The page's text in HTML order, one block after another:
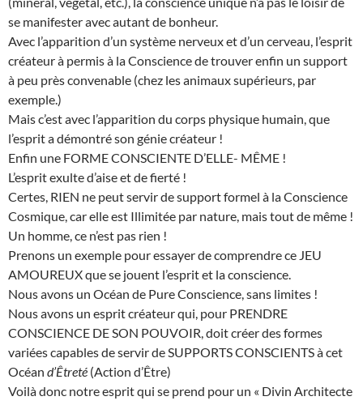
se manifester avec autant de bonheur.
Avec l’apparition d’un système nerveux et d’un cerveau, l’esprit
créateur à permis à la Conscience de trouver enfin un support
à peu près convenable (chez les animaux supérieurs, par
exemple.)
Mais c’est avec l’apparition du corps physique humain, que
l’esprit a démontré son génie créateur !
Enfin une FORME CONSCIENTE D’ELLE- MÊME !
L’esprit exulte d’aise et de fierté !
Certes, RIEN ne peut servir de support formel à la Conscience
Cosmique, car elle est Illimitée par nature, mais tout de même !
Un homme, ce n’est pas rien !
Prenons un exemple pour essayer de comprendre ce JEU
AMOUREUX que se jouent l’esprit et la conscience.
Nous avons un Océan de Pure Conscience, sans limites !
Nous avons un esprit créateur qui, pour PRENDRE
CONSCIENCE DE SON POUVOIR, doit créer des formes
variées capables de servir de SUPPORTS CONSCIENTS à cet
Océan d’Êtreté (Action d’Être)
Voilà donc notre esprit qui se prend pour un « Divin Architecte